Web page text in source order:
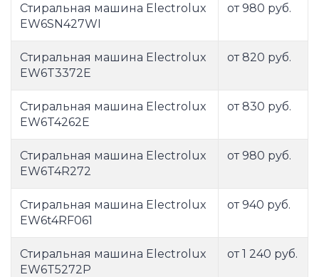
Стиральная машина Electrolux
EW6SN427WI
от 980 руб.
Стиральная машина Electrolux
EW6T3372E
от 820 руб.
Стиральная машина Electrolux
EW6T4262E
от 830 руб.
Стиральная машина Electrolux
EW6T4R272
от 980 руб.
Стиральная машина Electrolux
EW6t4RF061
от 940 руб.
Стиральная машина Electrolux
EW6T5272P
от 1 240 руб.